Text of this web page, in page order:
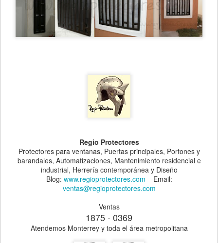
Regio Protectores
Protectores para ventanas, Puertas principales, Portones y
barandales, Automatizaciones, Mantenimiento residencial e
industrial, Herrería contemporánea y Diseño
Blog: www.regioprotectores.com Email:
ventas@regioprotectores.com
Ventas
1875 - 0369
Atendemos Monterrey y toda el área metropolitana